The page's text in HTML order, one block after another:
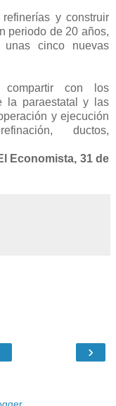
y construir
periodo de 20 años,
cinco nuevas
con los
la paraestatal y las
y ejecución
ductos,
Economista, 31 de
›